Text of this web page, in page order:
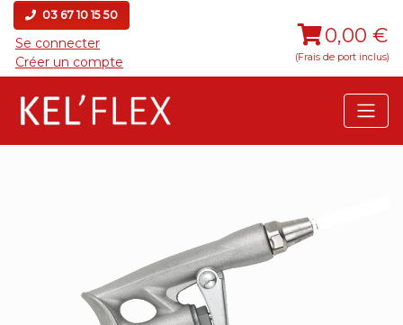
03 67 10 15 50
Se connecter
Créer un compte
0,00 €
(Frais de port inclus)